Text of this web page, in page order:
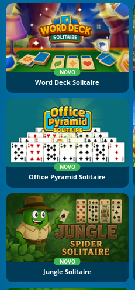
NOVO
Word Deck Solitaire
NOVO
Office Pyramid Solitaire
NOVO
Jungle Solitaire